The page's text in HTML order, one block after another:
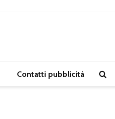
Contatti pubblicità